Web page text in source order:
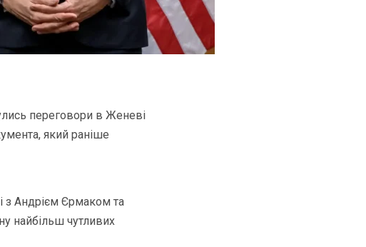
переговори в Женеві
який раніше
з Андрієм Єрмаком та
найбільш чутливих